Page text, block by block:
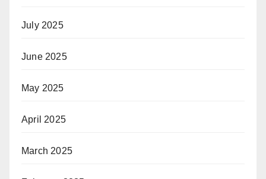
July 2025
June 2025
May 2025
April 2025
March 2025